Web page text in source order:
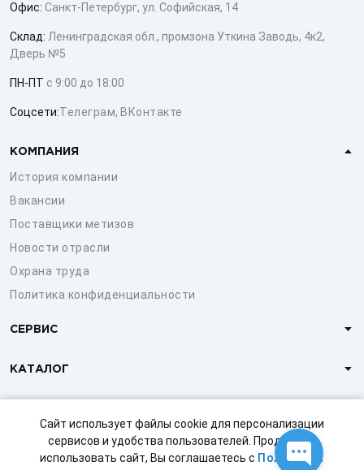
Сайт использует файлы cookie для персонализации
сервисов и удобства пользователей. Продолжая
использовать сайт, Вы соглашаетесь с Политикой
Офис: Санкт-Петербург, ул. Софийская, 14
Склад: Ленинградская обл., промзона Уткина Заводь, 4к2,
Дверь №5
ПН-ПТ с 9:00 до 18:00
Соцсети:Телеграм, ВКонтакте
КОМПАНИЯ
История компании
Вакансии
Поставщики метизов
Новости отрасли
Охрана труда
Политика конфиденциальности
СЕРВИС
КАТАЛОГ